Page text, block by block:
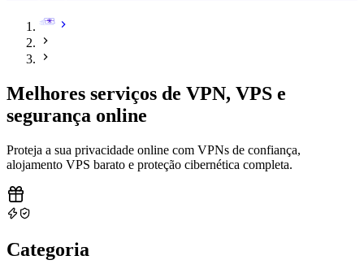
Melhores serviços de VPN, VPS e
segurança online
Proteja a sua privacidade online com VPNs de confiança,
alojamento VPS barato e proteção cibernética completa.
Categoria